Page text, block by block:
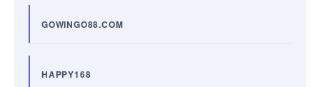
GOWINGO88.COM
HAPPY168